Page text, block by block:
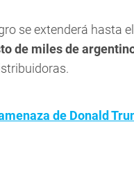
se extenderá hasta el
de miles de
de Donald